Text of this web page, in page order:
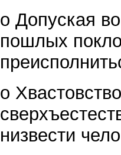
o Допуская
пошлых
o
низвести